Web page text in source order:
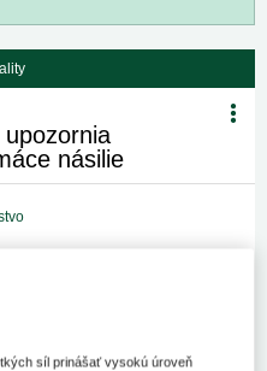
násilie
a Občianskym združením
to je veľa, je zameraný
síl prinášať vysokú úroveň